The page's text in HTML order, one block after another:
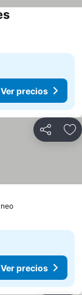
Ver precios
Compartir
Ver precios